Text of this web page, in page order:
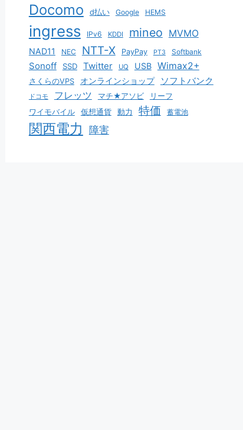
Docomo d払い Google HEMS
ingress IPv6 KDDI mineo MVMO
NAD11 NEC NTT-X PayPay PT3 Softbank
Sonoff SSD Twitter UQ USB Wimax2+
さくらのVPS オンラインショップ ソフトバンク
ドコモ フレッツ マチ★アソビ
リーフ
ワイモバイル
仮想通貨 動力 特価 蓄電池
関西電力 障害